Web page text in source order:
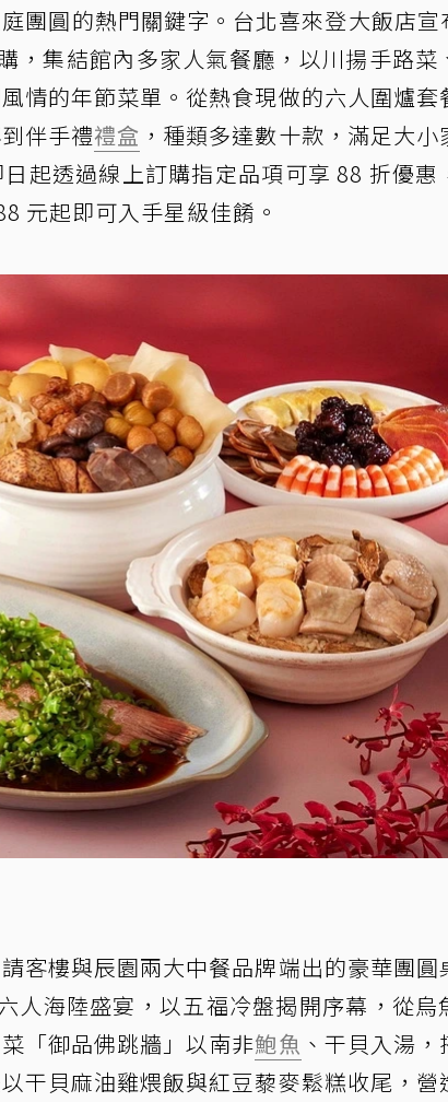
團圓的熱門關鍵字。台北喜來登大飯店宣
，集結館內多家人氣餐廳，以川揚手路菜
情的年節菜單。從熱食現做的六人圍爐套
伴手禮禮盒 ，種類多達數十款，滿足大小
起透過線上訂購指定品項可享 88 折優惠
元起即可入手星級佳餚。
客樓與辰園兩大中餐品牌端出的豪華團圓
人海陸盛宴，以五福冷盤揭開序幕，從烏
「御品佛跳牆」以南非鮑魚 、干貝入湯，
干貝麻油雞煨飯與紅豆藜麥鬆糕收尾，營